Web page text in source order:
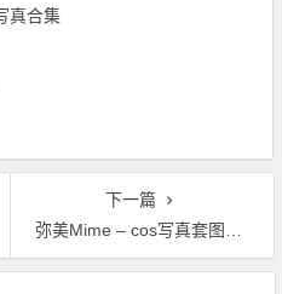
真合集
下一篇
弥美Mime – cos写真套图合集